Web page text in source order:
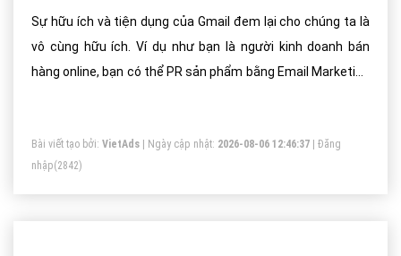
Sự hữu ích và tiện dụng của Gmail đem lại cho chúng ta là
vô cùng hữu ích. Ví dụ như bạn là người kinh doanh bán
hàng online, bạn có thể PR sản phẩm bằng Email Marketing
đặc biệt là những người ở cách xa nhau về mặt địa lí. Ngoài
ra Gmail còn tích hợp các công cụ văn bản như word, excel,
powerpoint giúp cho công việc văn phòng của bạn trở nên
Bài viết tạo bởi: VietAds | Ngày cập nhật: 2026-08-06 12:46:37
Đăng
nhập(2842)